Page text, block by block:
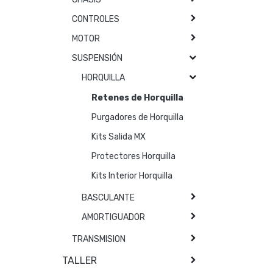
CONTROLES
MOTOR
SUSPENSIÓN
HORQUILLA
Retenes de Horquilla
Purgadores de Horquilla
Kits Salida MX
Protectores Horquilla
Kits Interior Horquilla
BASCULANTE
AMORTIGUADOR
TRANSMISION
TALLER